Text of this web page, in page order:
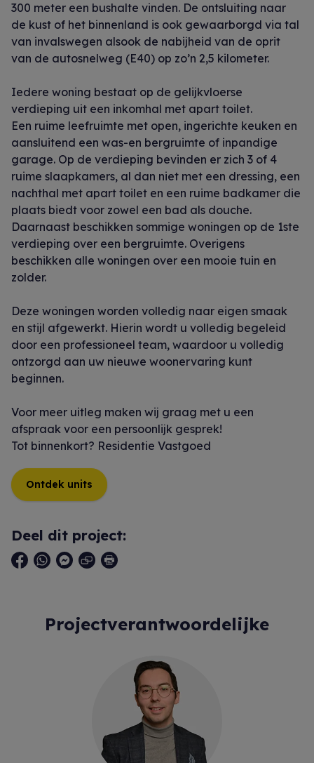
300 meter een bushalte vinden. De ontsluiting naar
de kust of het binnenland is ook gewaarborgd via tal
van invalswegen alsook de nabijheid van de oprit
van de autosnelweg (E40) op zo’n 2,5 kilometer.
Iedere woning bestaat op de gelijkvloerse
verdieping uit een inkomhal met apart toilet.
Een ruime leefruimte met open, ingerichte keuken en
aansluitend een was-en bergruimte of inpandige
garage. Op de verdieping bevinden er zich 3 of 4
ruime slaapkamers, al dan niet met een dressing, een
nachthal met apart toilet en een ruime badkamer die
plaats biedt voor zowel een bad als douche.
Daarnaast beschikken sommige woningen op de 1ste
verdieping over een bergruimte. Overigens
beschikken alle woningen over een mooie tuin en
zolder.
Deze woningen worden volledig naar eigen smaak
en stijl afgewerkt. Hierin wordt u volledig begeleid
door een professioneel team, waardoor u volledig
ontzorgd aan uw nieuwe woonervaring kunt
beginnen.
Voor meer uitleg maken wij graag met u een
afspraak voor een persoonlijk gesprek!
Tot binnenkort? Residentie Vastgoed
Ontdek units
Deel dit project:
Projectverantwoordelijke